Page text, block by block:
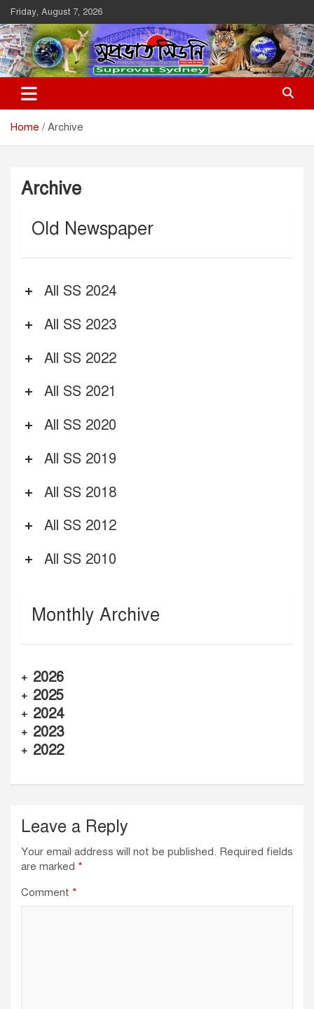
Skip
to
content
Friday, August 7, 2026
Suprovat Sydney
The Leading Bangladesh Community Newspaper In Australia
Home Archive
Archive
Old Newspaper
All SS 2024
All SS 2023
All SS 2022
All SS 2021
All SS 2020
All SS 2019
All SS 2018
All SS 2012
All SS 2010
Monthly Archive
+ 2026
+ 2025
+ 2024
+ 2023
+ 2022
Leave a Reply
Your email address will not be published. Required fields
are marked *
Comment *